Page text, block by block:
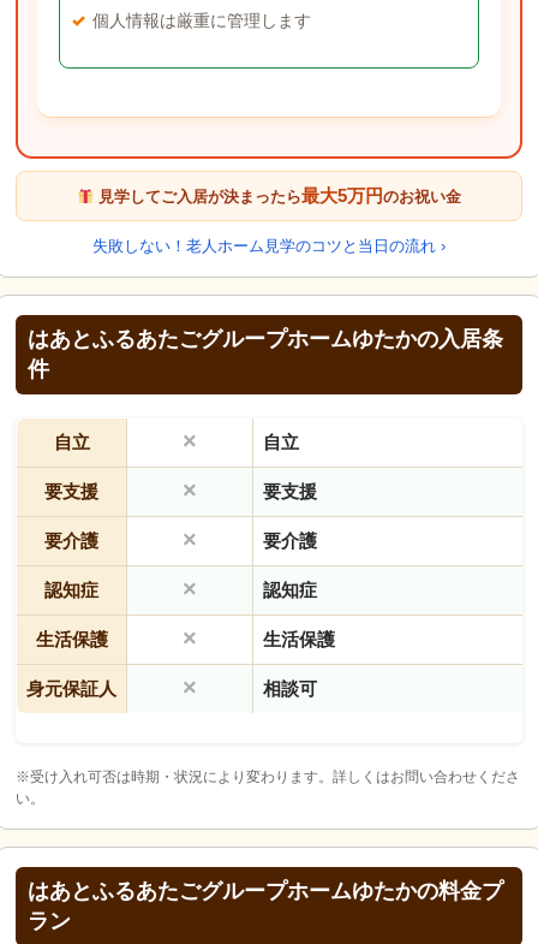
個人情報は厳重に管理します
見学してご入居が決まったら最大5万円のお祝い金
失敗しない！老人ホーム見学のコツと当日の流れ ›
はあとふるあたごグループホームゆたかの入居条
件
自立 × 自立
要支援 × 要支援
要介護 × 要介護
認知症 × 認知症
生活保護 × 生活保護
身元保証人 × 相談可
※受け入れ可否は時期・状況により変わります。詳しくはお問い合わせくださ
い。
はあとふるあたごグループホームゆたかの料金プ
ラン